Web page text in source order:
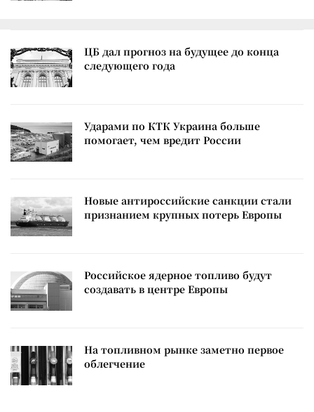
ЦБ дал прогноз на будущее до конца
следующего года
Ударами по КТК Украина больше
помогает, чем вредит России
Новые антироссийские санкции стали
признанием крупных потерь Европы
Российское ядерное топливо будут
создавать в центре Европы
На топливном рынке заметно первое
облегчение